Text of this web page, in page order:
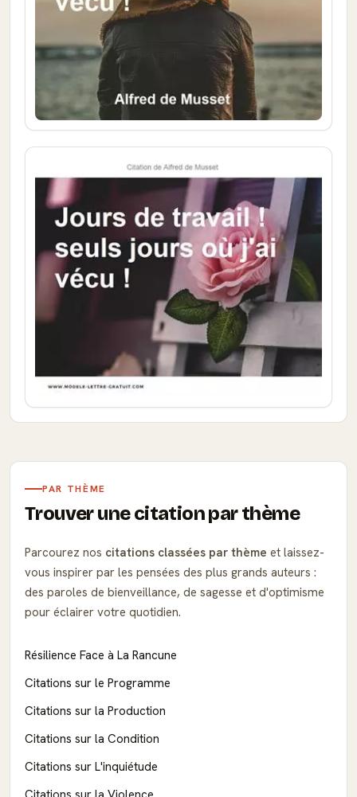
PAR THÈME
Trouver une citation par thème
Parcourez nos citations classées par thème et laissez-
vous inspirer par les pensées des plus grands auteurs :
des paroles de bienveillance, de sagesse et d'optimisme
pour éclairer votre quotidien.
Résilience Face à La Rancune
Citations sur le Programme
Citations sur la Production
Citations sur la Condition
Citations sur L'inquiétude